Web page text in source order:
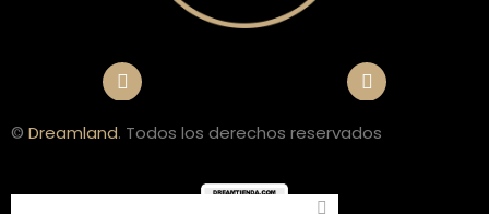
© Dreamland. Todos los derechos reservados